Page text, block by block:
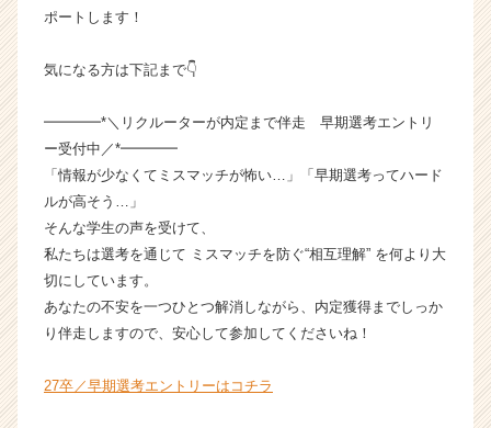
ポートします！
気になる方は下記まで👇
━━━━*＼リクルーターが内定まで伴走 早期選考エントリ
ー受付中／*━━━━
「情報が少なくてミスマッチが怖い…」「早期選考ってハード
ルが高そう…」
そんな学生の声を受けて、
私たちは選考を通じて ミスマッチを防ぐ“相互理解” を何より大
切にしています。
あなたの不安を一つひとつ解消しながら、内定獲得までしっか
り伴走しますので、安心して参加してくださいね！
27卒／早期選考エントリーはコチラ